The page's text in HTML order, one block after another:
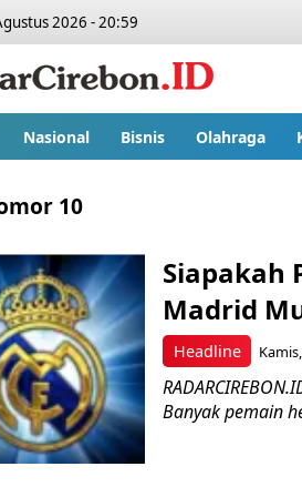
2026 - 20:59
Nasional Bisnis Olahraga
10
Headline
Siapakah
Madrid
Banyak pemain